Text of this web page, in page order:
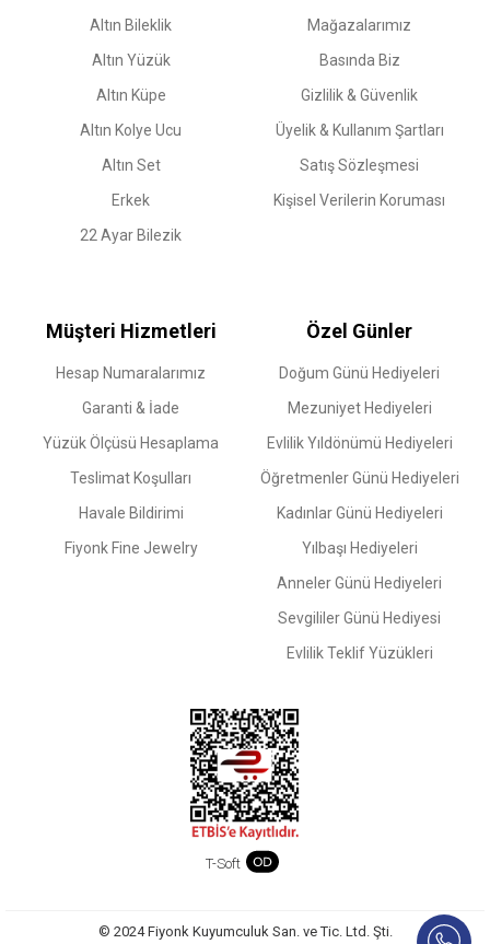
Altın Bileklik
Altın Yüzük
Altın Küpe
Altın Kolye Ucu
Altın Set
Erkek
22 Ayar Bilezik
Mağazalarımız
Basında Biz
Gizlilik & Güvenlik
Üyelik & Kullanım Şartları
Satış Sözleşmesi
Kişisel Verilerin Koruması
Müşteri Hizmetleri
Hesap Numaralarımız
Garanti & İade
Yüzük Ölçüsü Hesaplama
Teslimat Koşulları
Havale Bildirimi
Fiyonk Fine Jewelry
Özel Günler
Doğum Günü Hediyeleri
Mezuniyet Hediyeleri
Evlilik Yıldönümü Hediyeleri
Öğretmenler Günü Hediyeleri
Kadınlar Günü Hediyeleri
Yılbaşı Hediyeleri
Anneler Günü Hediyeleri
Sevgililer Günü Hediyesi
Evlilik Teklif Yüzükleri
T-Soft
© 2024 Fiyonk Kuyumculuk San. ve Tic. Ltd. Şti.